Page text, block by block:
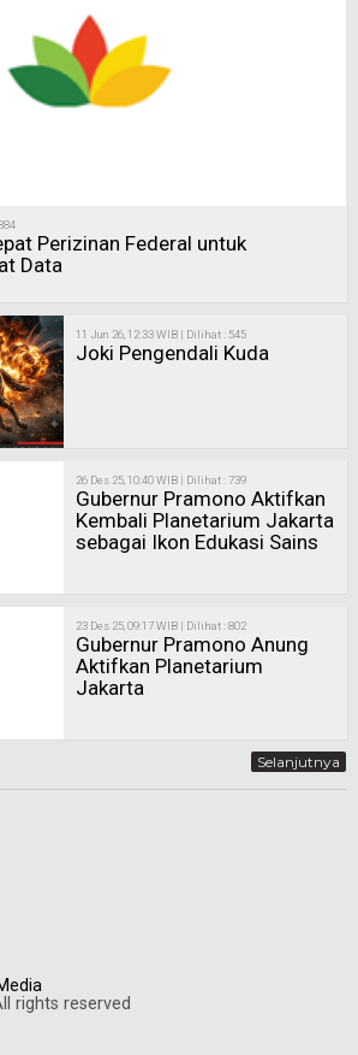
Perizinan Federal untuk
Data
11 Jun 26, 12:33 WIB | Dilihat : 545
Joki Pengendali Kuda
26 Des 25, 10:40 WIB | Dilihat : 739
Gubernur Pramono Aktifkan
Kembali Planetarium Jakarta
sebagai Ikon Edukasi Sains
23 Des 25, 09:17 WIB | Dilihat : 802
Gubernur Pramono Anung
Aktifkan Planetarium
Jakarta
Selanjutnya
rights reserved